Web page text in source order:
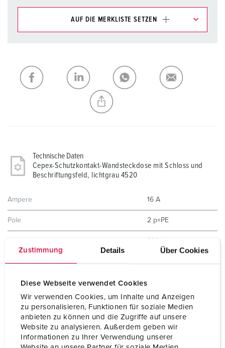
Zustimmung Details Über Cookies
Diese Webseite verwendet Cookies
Wir verwenden Cookies, um Inhalte und Anzeigen
zu personalisieren, Funktionen für soziale Medien
anbieten zu können und die Zugriffe auf unsere
Website zu analysieren. Außerdem geben wir
Informationen zu Ihrer Verwendung unserer
AUF DIE MERKLISTE SETZEN
Meine Liste (0) HINZUFÜGEN
NEUE LISTE ERSTELLEN
Technische Daten
Cepex-Schutzkontakt-Wandsteckdose mit Schloss und
Beschriftungsfeld, lichtgrau 4520
Ampere 16 A
Pole 2 p+PE
Hertz
Schutzart
Ja
Gehäusematerial Kunststoff
Gewicht 300 g